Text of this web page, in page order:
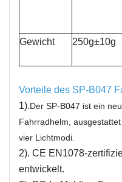
Gewicht 250g±10g
Vorteile des SP-B047
1).Der SP-B047 ist ein
Fahrradhelm,
vier Lichtmodi.
2). CE EN1078-
entwickelt.